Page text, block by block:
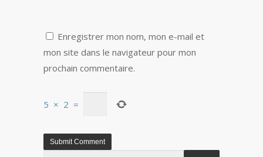
Enregistrer mon nom, mon e-mail et
mon site dans le navigateur pour mon
prochain commentaire.
5 × 2 =